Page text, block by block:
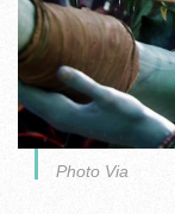
Photo Via